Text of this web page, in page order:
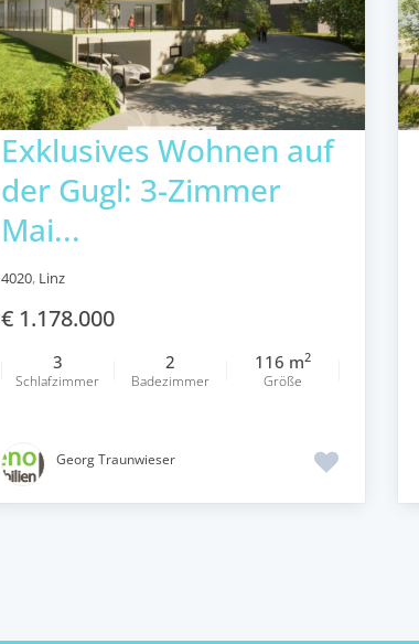
Exklusives Wohnen auf
der Gugl: 3-Zimmer
Mai...
4020, Linz
€ 1.178.000
3
Schlafzimmer
2
Badezimmer
116 m2
Größe
Georg Traunwieser